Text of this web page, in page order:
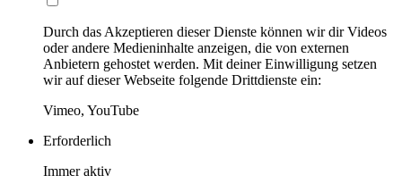
Durch das Akzeptieren dieser Dienste können wir dir Videos
oder andere Medieninhalte anzeigen, die von externen
Anbietern gehostet werden. Mit deiner Einwilligung setzen
wir auf dieser Webseite folgende Drittdienste ein:
Vimeo, YouTube
Erforderlich
Immer aktiv